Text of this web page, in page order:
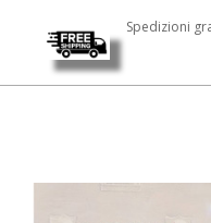
Spedizioni